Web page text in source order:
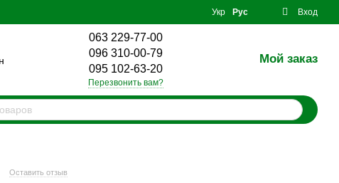
Укр Рус Вход
063 229-77-00
096 310-00-79
095 102-63-20
Перезвонить вам?
Мой заказ
Оставить отзыв